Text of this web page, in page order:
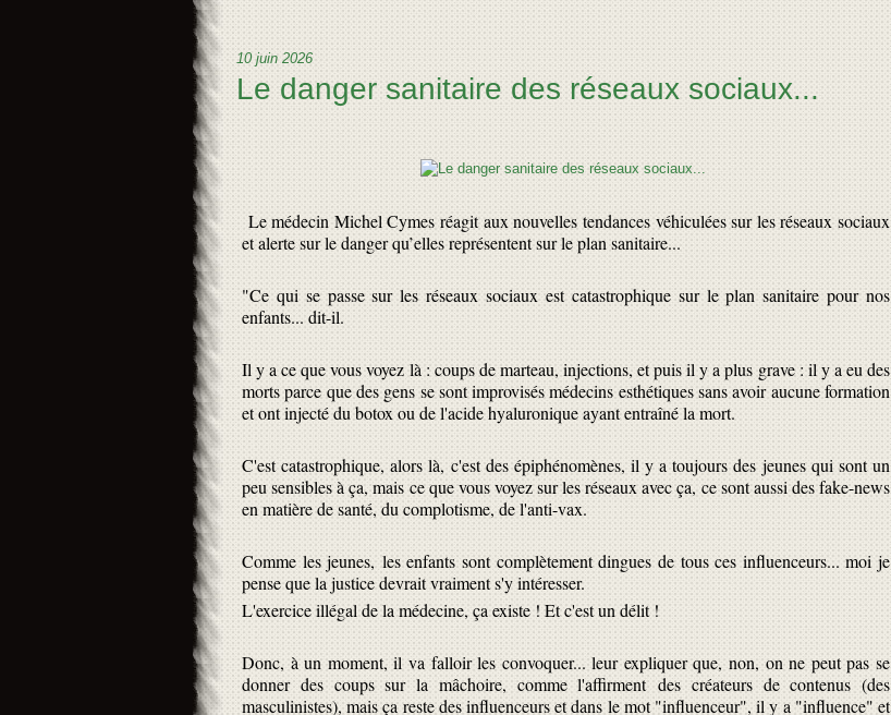
10 juin 2026
Le danger sanitaire des réseaux sociaux...
Le médecin Michel Cymes réagit aux nouvelles tendances véhiculées sur les réseaux sociaux
et alerte sur le danger qu’elles représentent sur le plan sanitaire...
"Ce qui se passe sur les réseaux sociaux est catastrophique sur le plan sanitaire pour nos
enfants... dit-il.
Il y a ce que vous voyez là : coups de marteau, injections, et puis il y a plus grave : il y a eu des
morts parce que des gens se sont improvisés médecins esthétiques sans avoir aucune formation
et ont injecté du botox ou de l'acide hyaluronique ayant entraîné la mort.
C'est catastrophique, alors là, c'est des épiphénomènes, il y a toujours des jeunes qui sont un
peu sensibles à ça, mais ce que vous voyez sur les réseaux avec ça, ce sont aussi des fake-news
en matière de santé, du complotisme, de l'anti-vax.
Comme les jeunes, les enfants sont complètement dingues de tous ces influenceurs... moi je
pense que la justice devrait vraiment s'y intéresser.
L'exercice illégal de la médecine, ça existe ! Et c'est un délit !
Donc, à un moment, il va falloir les convoquer... leur expliquer que, non, on ne peut pas se
donner des coups sur la mâchoire, comme l'affirment des créateurs de contenus (des
masculinistes), mais ça reste des influenceurs et dans le mot "influenceur", il y a "influence" et